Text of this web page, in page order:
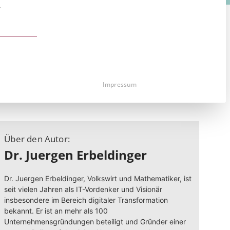
Über den Autor:
Dr. Juergen Erbeldinger
Dr. Juergen Erbeldinger, Volkswirt und Mathematiker, ist
seit vielen Jahren als IT-Vordenker und Visionär
insbesondere im Bereich digitaler Transformation
bekannt. Er ist an mehr als 100
Unternehmensgründungen beteiligt und Gründer einer
Impressum